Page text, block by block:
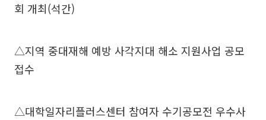
회 개최(석간)
△지역 중대재해 예방 사각지대 해소 지원사업 공모
접수
△대학일자리플러스센터 참여자 수기공모전 우수사